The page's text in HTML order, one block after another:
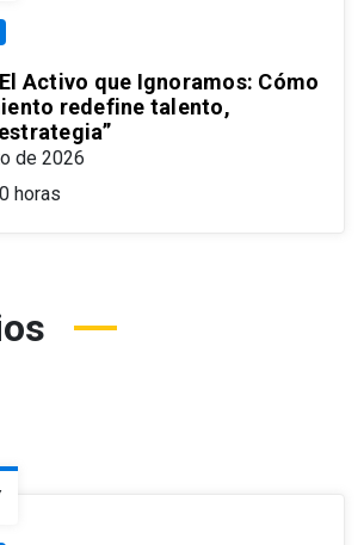
Activo que Ignoramos: Cómo
redefine talento,
de 2026
horas